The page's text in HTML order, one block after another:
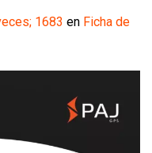
1683 en Ficha de